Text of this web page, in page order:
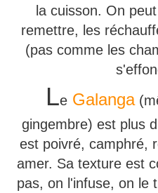
la cuisson. On
remettre, les
(pas comme les
LeGalanga
gingembre) est plus
est poivré, camphré,
amer. Sa texture est
pas, on l'infuse, on le